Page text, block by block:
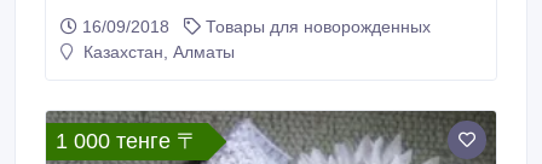
Кабанбай батыра, 1 этаж, каб.102. Доставка по г.
Алматы 600 - 800 тенге в зависимости от адреса
города.
16/09/2018
Товары для новорожденных
Казахстан, Алматы
1 000 тенге 〒